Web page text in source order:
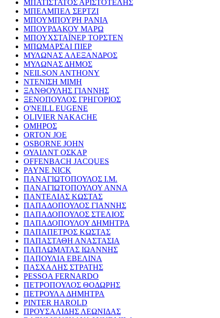
ΜΠΑΤΙΣΤΑΤΟΣ ΑΡΙΣΤΟΤΕΛΗΣ
ΜΠΕΛΜΠΕΛ ΣΕΡΤΖΙ
ΜΠΟΥΜΠΟΥΡΗ ΡΑΝΙΑ
ΜΠΟΥΡΔΑΚΟΥ ΜΑΡΩ
ΜΠΟΥΧΣΤΑΪΝΕΡ ΤΟΡΣΤΕΝ
ΜΠΩΜΑΡΣΑΙ ΠΙΕΡ
ΜΥΛΩΝΑΣ ΑΛΕΞΑΝΔΡΟΣ
ΜΥΛΩΝΑΣ ΔΗΜΟΣ
NEILSON ANTHONY
ΝΤΕΝΙΣΗ ΜΙΜΗ
ΞΑΝΘΟΥΛΗΣ ΓΙΑΝΝΗΣ
ΞΕΝΟΠΟΥΛΟΣ ΓΡΗΓΟΡΙΟΣ
O'NEILL EUGENE
OLIVIER NAKACHE
ΟΜΗΡΟΣ
ORTON JOE
OSBORNE JOHN
ΟΥΑΙΛΝΤ ΟΣΚΑΡ
OFFENBACH JACQUES
PAYNE NICK
ΠΑΝΑΓΙΩΤΟΠΟΥΛΟΣ Ι.Μ.
ΠΑΝΑΓΙΩΤΟΠΟΥΛΟΥ ΑΝΝΑ
ΠΑΝΤΕΛΙΑΣ ΚΩΣΤΑΣ
ΠΑΠΑΔΟΠΟΥΛΟΣ ΓΙΑΝΝΗΣ
ΠΑΠΑΔΟΠΟΥΛΟΣ ΣΤΕΛΙΟΣ
ΠΑΠΑΔΟΠΟΥΛΟΥ ΔΗΜΗΤΡΑ
ΠΑΠΑΠΕΤΡΟΣ ΚΩΣΤΑΣ
ΠΑΠΑΣΤΑΘΗ ΑΝΑΣΤΑΣΙΑ
ΠΑΠΛΩΜΑΤΑΣ ΙΩΑΝΝΗΣ
ΠΑΠΟΥΛΙΑ ΕΒΕΛΙΝΑ
ΠΑΣΧΑΛΗΣ ΣΤΡΑΤΗΣ
PESSOA FERNARDO
ΠΕΤΡΟΠΟΥΛΟΣ ΘΟΔΩΡΗΣ
ΠΕΤΡΟΥΛΑ ΔΗΜΗΤΡΑ
PINTER HAROLD
ΠΡΟΥΣΑΛΙΔΗΣ ΛΕΩΝΙΔΑΣ